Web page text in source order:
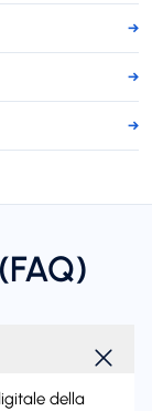
→
→
→
della